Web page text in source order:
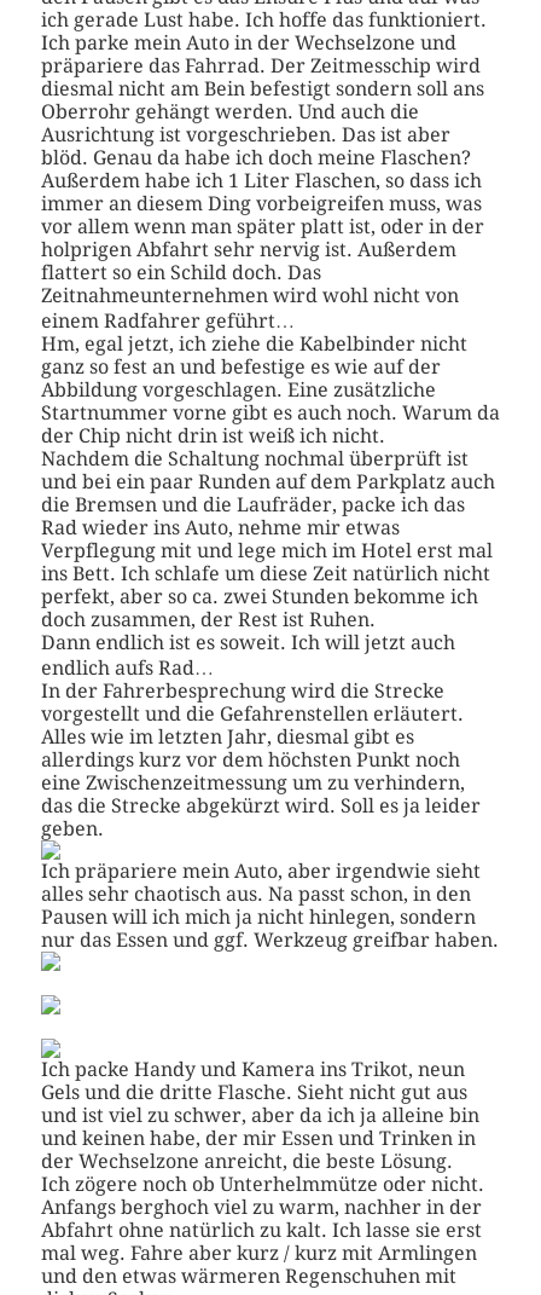
ich gerade Lust habe. Ich hoffe das funktioniert.
Ich parke mein Auto in der Wechselzone und
präpariere das Fahrrad. Der Zeitmesschip wird
diesmal nicht am Bein befestigt sondern soll ans
Oberrohr gehängt werden. Und auch die
Ausrichtung ist vorgeschrieben. Das ist aber
blöd. Genau da habe ich doch meine Flaschen?
Außerdem habe ich 1 Liter Flaschen, so dass ich
immer an diesem Ding vorbeigreifen muss, was
vor allem wenn man später platt ist, oder in der
holprigen Abfahrt sehr nervig ist. Außerdem
flattert so ein Schild doch. Das
Zeitnahmeunternehmen wird wohl nicht von
einem Radfahrer geführt…
Hm, egal jetzt, ich ziehe die Kabelbinder nicht
ganz so fest an und befestige es wie auf der
Abbildung vorgeschlagen. Eine zusätzliche
Startnummer vorne gibt es auch noch. Warum da
der Chip nicht drin ist weiß ich nicht.
Nachdem die Schaltung nochmal überprüft ist
und bei ein paar Runden auf dem Parkplatz auch
die Bremsen und die Laufräder, packe ich das
Rad wieder ins Auto, nehme mir etwas
Verpflegung mit und lege mich im Hotel erst mal
ins Bett. Ich schlafe um diese Zeit natürlich nicht
perfekt, aber so ca. zwei Stunden bekomme ich
doch zusammen, der Rest ist Ruhen.
Dann endlich ist es soweit. Ich will jetzt auch
endlich aufs Rad…
In der Fahrerbesprechung wird die Strecke
vorgestellt und die Gefahrenstellen erläutert.
Alles wie im letzten Jahr, diesmal gibt es
allerdings kurz vor dem höchsten Punkt noch
eine Zwischenzeitmessung um zu verhindern,
das die Strecke abgekürzt wird. Soll es ja leider
geben.
Ich präpariere mein Auto, aber irgendwie sieht
alles sehr chaotisch aus. Na passt schon, in den
Pausen will ich mich ja nicht hinlegen, sondern
nur das Essen und ggf. Werkzeug greifbar haben.
Ich packe Handy und Kamera ins Trikot, neun
Gels und die dritte Flasche. Sieht nicht gut aus
und ist viel zu schwer, aber da ich ja alleine bin
und keinen habe, der mir Essen und Trinken in
der Wechselzone anreicht, die beste Lösung.
Ich zögere noch ob Unterhelmmütze oder nicht.
Anfangs berghoch viel zu warm, nachher in der
Abfahrt ohne natürlich zu kalt. Ich lasse sie erst
mal weg. Fahre aber kurz / kurz mit Armlingen
und den etwas wärmeren Regenschuhen mit